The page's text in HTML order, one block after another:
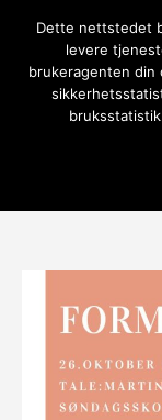
Gilja bedehus
Dette nettstedet
levere
brukeragenten din